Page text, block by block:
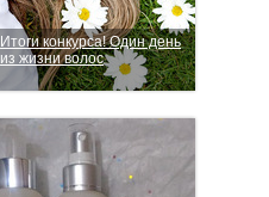
Итоги конкурса! Один день
из жизни волос